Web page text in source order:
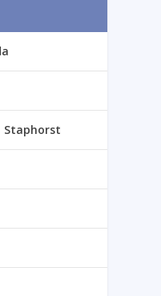
Staphorst